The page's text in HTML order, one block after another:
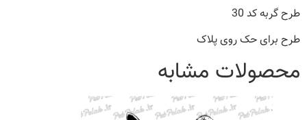
طرح گربه کد 30
طرح برای حک روی پلاک
محصولات مشابه